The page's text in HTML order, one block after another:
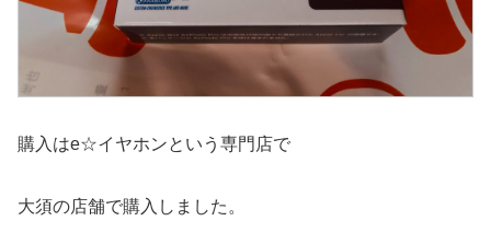
購入はe☆イヤホンという専門店で
大須の店舗で購入しました。